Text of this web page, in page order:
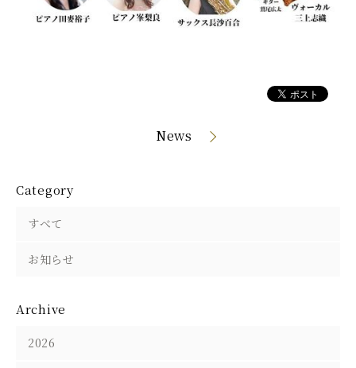
News
Category
すべて
お知らせ
Archive
2026